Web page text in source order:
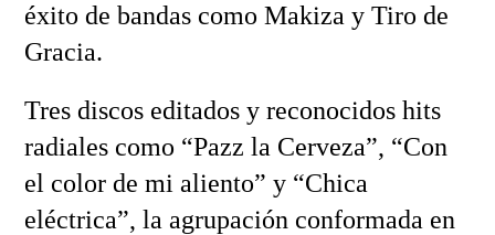
éxito de bandas como Makiza y Tiro de
Gracia.
Tres discos editados y reconocidos hits
radiales como “Pazz la Cerveza”, “Con
el color de mi aliento” y “Chica
eléctrica”, la agrupación conformada en